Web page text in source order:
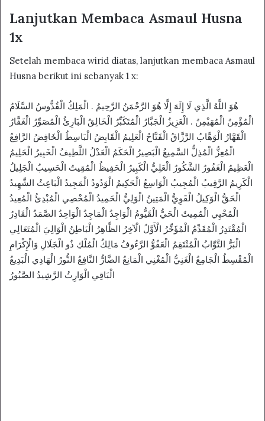
Lanjutkan Membaca Asmaul Husna
1x
Setelah membaca wirid diatas, lanjutkan membaca Asmaul
Husna berikut ini sebanyak 1 x:
هُوَ اللَّهُ الَّذِي لَا إِلَهَ إِلَّا هُوَ الرَّحْمَنُ الرَّحِيمُ . الْمَلِكُ الْقُدُّوسُ السَّلَامُ
الْمُؤْمِنُ الْمُهَيْمِنُ . الْعَزِيزُ الْجَبَّارُ الْمُتَكَبِّرُ الْخَالِقُ الْبَارِئُ الْمُصَوِّرُ الْغَفَّارُ
الْقَهَّارُ الْوَهَّابُ الرَّزَّاقُ الْفَتَّاحُ الْعَلِيمُ الْقَابِضُ الْبَاسِطُ الْخَافِضُ الرَّافِعُ
الْمُعِزُّ الْمُذِلُّ السَّمِيعُ الْبَصِيرُ الْحَكَمُ الْعَدْلُ اللَّطِيفُ الْخَبِيرُ الْحَلِيمُ
الْعَظِيمُ الْغَفُورُ الشَّكُورُ الْعَلِيُّ الْكَبِيرُ الْحَفِيظُ الْمُقِيتُ الْحَسِيبُ الْجَلِيلُ
الْكَرِيمُ الرَّقِيبُ الْمُجِيبُ الْوَاسِعُ الْحَكِيمُ الْوَدُودُ الْمَجِيدُ الْبَاعِثُ الشَّهِيدُ
الْحَقُّ الْوَكِيلُ الْقَوِيُّ الْمَتِينُ الْوَلِيُّ الْحَمِيدُ الْمُحْصِي الْمُبْدِئُ الْمُعِيدُ
الْمُحْيِي الْمُمِيتُ الْحَيُّ الْقَيُّومُ الْوَاجِدُ الْمَاجِدُ الْوَاحِدُ الصَّمَدُ الْقَادِرُ
الْمُقْتَدِرُ الْمُقَدِّمُ الْمُؤَخِّرُ الْأَوَّلُ الْآخِرُ الظَّاهِرُ الْبَاطِنُ الْوَالِيَ الْمُتَعَالِي
الْبَرُّ التَّوَّابُ الْمُنْتَقِمُ الْعَفُوُّ الرَّءُوفُ مَالِكُ الْمُلْكِ ذُو الْجَلَالِ وَالْإِكْرَامِ
الْمُقْسِطُ الْجَامِعُ الْغَنِيُّ الْمُغْنِي الْمَانِعُ الضَّارُّ النَّافِعُ النُّورُ الْهَادِي الْبَدِيعُ
الْبَاقِي الْوَارِثُ الرَّشِيدُ الصَّبُورُ